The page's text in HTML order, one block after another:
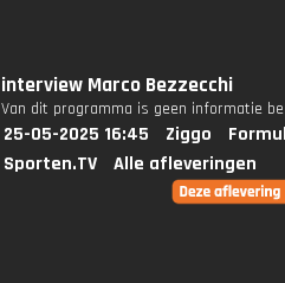
interview Marco Bezzecchi
Van dit programma is geen informatie
25-05-2025 16:45 Ziggo
Sporten.TV
Alle afleveringen